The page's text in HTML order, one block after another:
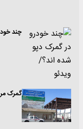
چند
گمرک مرز